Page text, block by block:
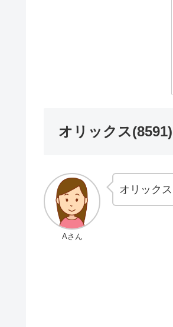
オリックス
Aさん
オリック